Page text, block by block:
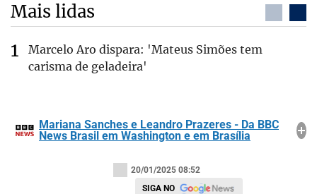
Mais lidas
Marcelo Aro dispara: 'Mateus Simões tem
carisma de geladeira'
Mariana Sanches e Leandro Prazeres - Da BBC
News Brasil em Washington e em Brasília
20/01/2025 08:52
SIGA NO